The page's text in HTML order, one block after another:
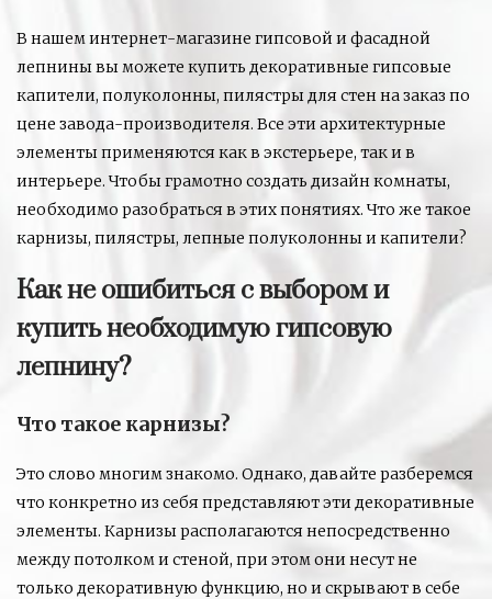
В нашем интернет-магазине гипсовой и фасадной
лепнины вы можете купить декоративные гипсовые
капители, полуколонны, пилястры для стен на заказ по
цене завода-производителя. Все эти архитектурные
элементы применяются как в экстерьере, так и в
интерьере. Чтобы грамотно создать дизайн комнаты,
необходимо разобраться в этих понятиях. Что же такое
карнизы, пилястры, лепные полуколонны и капители?
Как не ошибиться с выбором и
купить необходимую гипсовую
лепнину?
Что такое карнизы?
Это слово многим знакомо. Однако, давайте разберемся
что конкретно из себя представляют эти декоративные
элементы. Карнизы располагаются непосредственно
между потолком и стеной, при этом они несут не
только декоративную функцию, но и скрывают в себе